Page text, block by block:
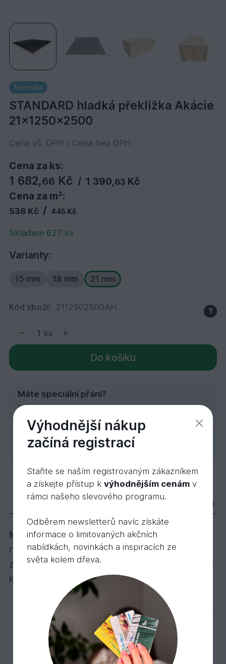
Novinka
STANDARD hladká překližka Akácie
21x1250x2500
Cena vč. DPH / Cena bez DPH
Cena za ks:
1 682,66 Kč / 1 390,63 Kč
Cena za m²:
538 Kč / 445 Kč
Skladem 627 ks
Varianty:
15 mm 18 mm 21 mm
Kód zboží: 2112502500AH ?
ks
Do košíku
Máte speciální přání?
Rádi Vám zodpovíme
individuální dotazy, odborně
poradíme nebo uděláme
zakázkovou kalkulaci.
Poptávka
STANDARD hladká překližka Akácie
1 682,66Kč
Popis Varianty Dokumenty Videa
Možnost řezu:Při osobním odběru můžeme
nabídnout jednoduché formátování překližek
za cenu 28,- Kč vč. DPH za 1 řez. - Paleta: 43
ks/pal
Mohlo by Vás zajímat
Výhodnější nákup
začíná registrací
Staňte se naším registrovaným zákazníkem
a získejte přístup k výhodnějším cenámv
rámci našeho slevového programu.
Odběrem newsletterů navíc získáte
informace o limitovaných akčních
nabídkách, novinkách a inspiracích ze
světa kolem dřeva.